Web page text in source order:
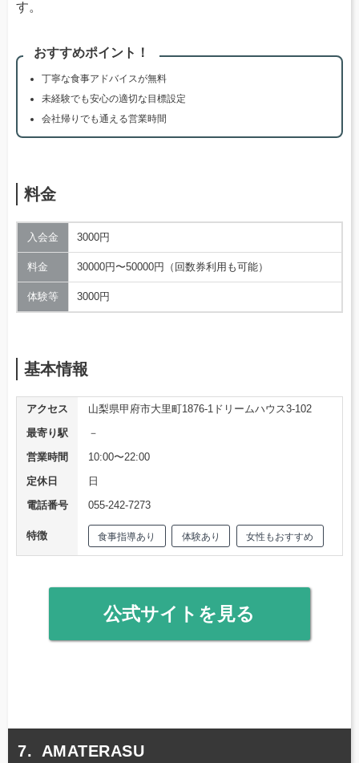
す。
おすすめポイント！
丁寧な食事アドバイスが無料
未経験でも安心の適切な目標設定
会社帰りでも通える営業時間
料金
入会金 3000円
料金 30000円〜50000円（回数券利用も可能）
体験等 3000円
基本情報
アクセス
山梨県甲府市大里町1876-1ドリームハウス3-102
最寄り駅
－
営業時間
10:00〜22:00
定休日
日
電話番号
055-242-7273
特徴 食事指導あり 体験あり 女性もおすすめ
公式サイトを見る
AMATERASU